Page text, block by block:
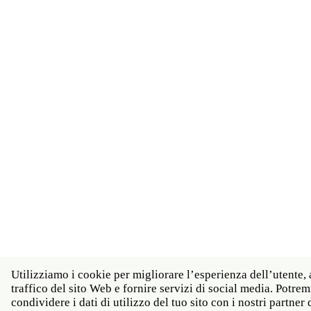
Utilizziamo i cookie per migliorare l’esperienza dell’utente,
traffico del sito Web e fornire servizi di social media.
condividere i dati di utilizzo del tuo sito con i nostri partner